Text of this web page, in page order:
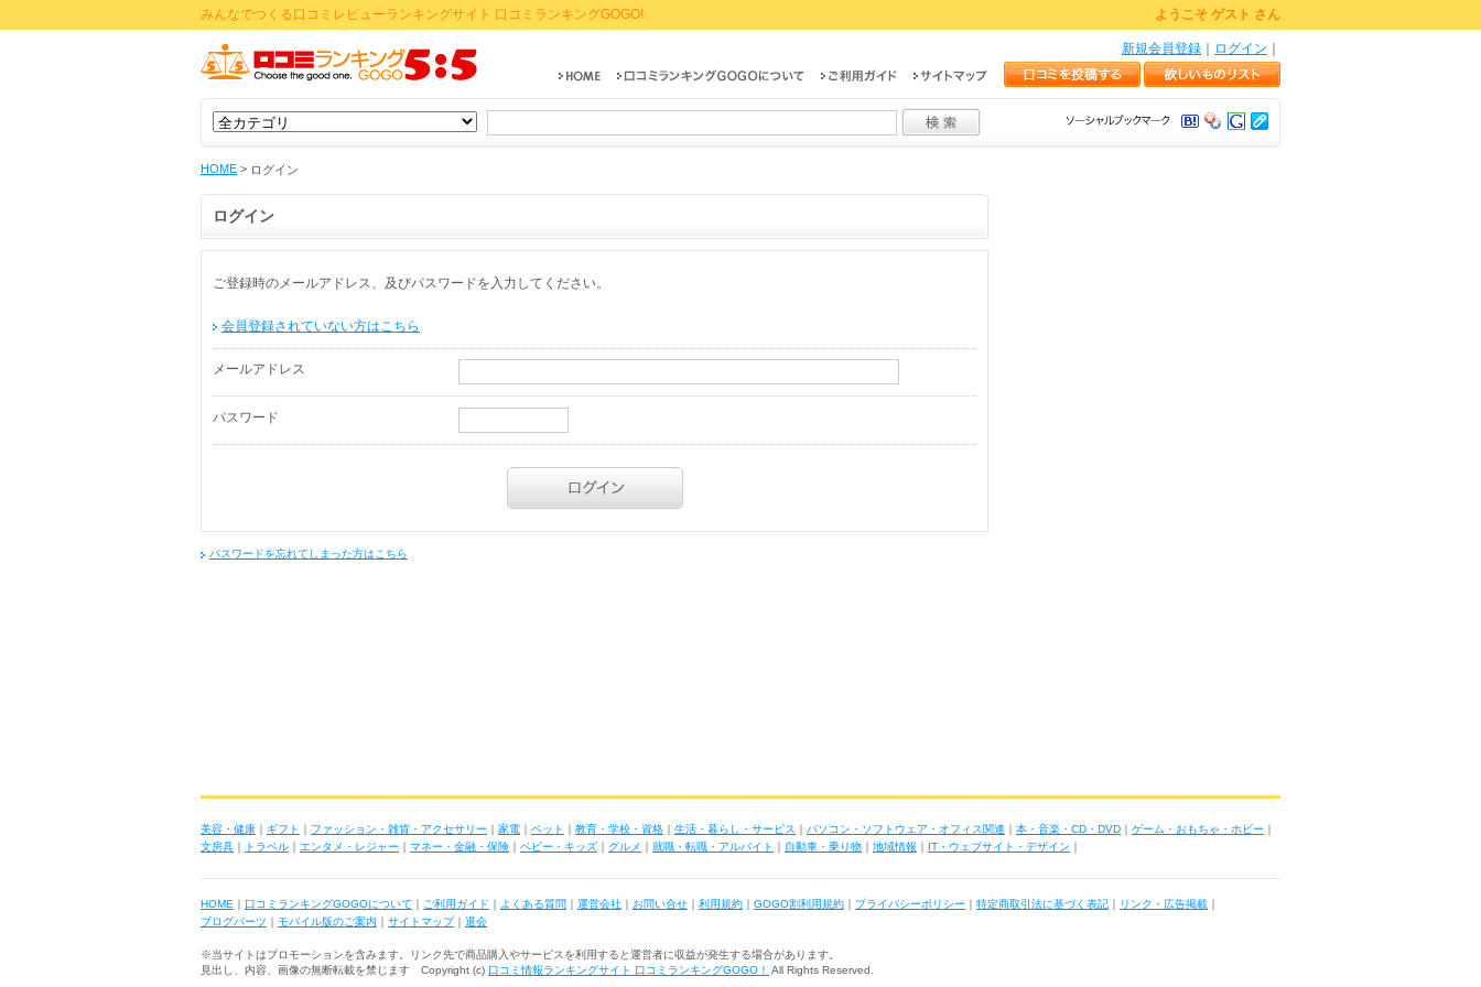
みんなでつくる口コミレビューランキングサイト 口コミランキングGOGO! ようこそ ゲスト さん
ログイン
新規会員登録
HOME > ログイン
ログイン
ご登録時のメールアドレス、及びパスワードを入力してください。
会員登録されていない方はこちら
メールアドレス
パスワード
パスワードを忘れてしまった方はこちら
美容・健康 ｜ ギフト ｜ ファッション・雑貨・アクセサリー ｜ 家電 ｜ ペット ｜ 教育・学校・資格 ｜ 生活・暮らし・サービス ｜ パソコン・ソフトウェア・オフィス関連 ｜ 本・音楽・CD・DVD ｜ ゲーム・おもちゃ・ホビー ｜
文房具 ｜ トラベル ｜ エンタメ・レジャー ｜ マネー・金融・保険 ｜ ベビー・キッズ ｜ グルメ ｜ 就職・転職・アルバイト ｜ 自動車・乗り物 ｜ 地域情報 ｜ IT・ウェブサイト・デザイン ｜
HOME ｜ 口コミランキングGOGOについて ｜ ご利用ガイド ｜ よくある質問 ｜ 運営会社 ｜ お問い合せ ｜ 利用規約 ｜ GOGO割利用規約 ｜ プライバシーポリシー ｜ 特定商取引法に基づく表記 ｜ リンク・広告掲載 ｜
ブログパーツ ｜ モバイル版のご案内 ｜ サイトマップ｜ 退会
※当サイトはプロモーションを含みます。リンク先で商品購入やサービスを利用すると運営者に収益が発生する場合があります。
見出し、内容、画像の無断転載を禁じます Copyright (c) 口コミ情報ランキングサイト 口コミランキングGOGO！ All Rights Reserved.